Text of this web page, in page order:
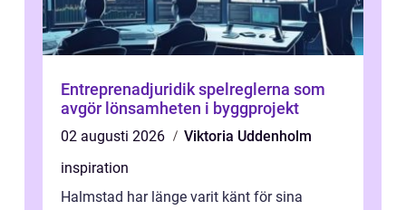
Entreprenadjuridik spelreglerna som
avgör lönsamheten i byggprojekt
02 augusti 2026
Viktoria Uddenholm
inspiration
Halmstad har länge varit känt för sina